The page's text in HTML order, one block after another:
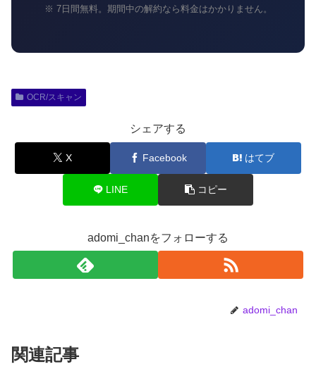
※ 7日間無料。期間中の解約なら料金はかかりません。
OCR/スキャン
シェアする
X Facebook はてブ
LINE コピー
adomi_chanをフォローする
adomi_chan
関連記事